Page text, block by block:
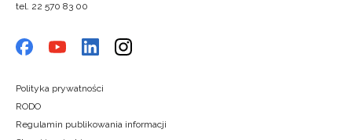
tel. 22 570 83 00
Polityka prywatności
RODO
Regulamin publikowania informacji